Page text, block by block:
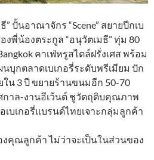
ปั้นอาณาจักร “Scene” สยายปีกเบ
งพี่น้องตระกูล “อนุวัตเมธี” ทุ่ม 80
คาเฟ่หรูสไตล์ฝรั่งเศส พร้อม
บุกตลาดเบเกอรี่ระดับพรีเมียม ปัก
ใน 3 ปี ขยายร้านขนมอีก 50-70
กาล-งานอีเว้นต์ ชูวัตถุดิบคุณภาพ
บเกอรี่แบรนด์ไทยเจาะกลุ่มลูกค้า
คุณลูกค้า ไม่ว่าจะเป็นในส่วนของ